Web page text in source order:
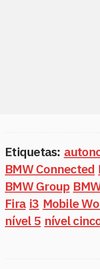
Etiquetas:
BMW Connected
BMW Group
Fira i3 Mobile
nível 5 nível